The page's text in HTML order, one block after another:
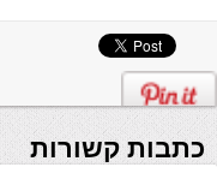
כתבות קשורות